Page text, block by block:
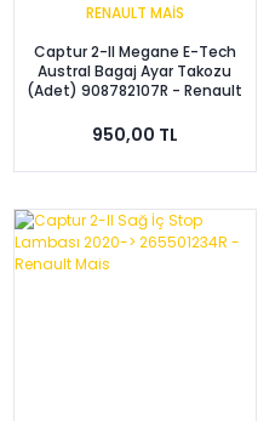
RENAULT MAİS
Captur 2-II Megane E-Tech
Austral Bagaj Ayar Takozu
(Adet) 908782107R - Renault
950,00 TL